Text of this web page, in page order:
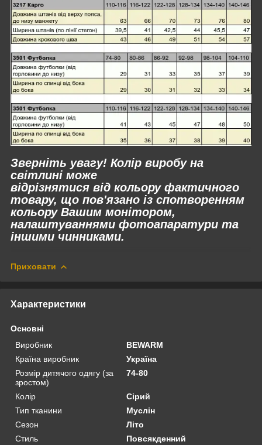
Зверніть увагу! Колір виробу на
світлині може
відрізнятися від кольору фактичного
товару, що пов'язано із спотворенням
кольору Вашим монітором,
налаштуваннями фотоапаратури та
іншими чинниками.
Приховати
Характеристики
Основні
Виробник
BEWARM
Країна виробник
Україна
Розмір дитячого одягу (за
зростом)
74-80
Колір
Сірий
Тип тканини
Муслін
Сезон
Літо
Стиль
Повсякденний